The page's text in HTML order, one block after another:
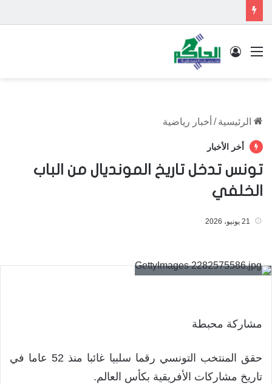
القائمة تسجيل الدخول
الرئيسية / أخبار رياضية
أخر الأخبار
تونس تدخل تاريخ المونديال من الباب
الخلفي
21 يونيو، 2026
مشاركة محبطة
حقق المنتخب التونسي رقما سلبيا غائبا منذ 52 عاما في
تاريخ مشاركات الأفريقية بكأس العالم.